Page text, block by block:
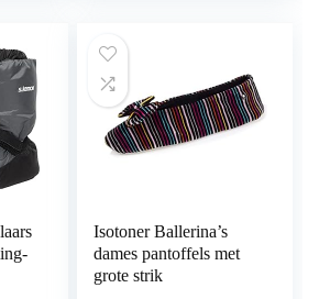
Isotoner Ballerina’s
dames pantoffels met
grote strik